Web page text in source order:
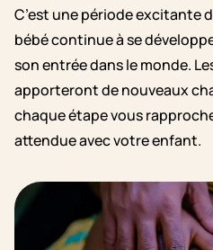
C’est une période excitante
bébé continue à se
son entrée dans le monde.
apporteront de nouveaux
chaque étape vous
attendue avec votre enfant.